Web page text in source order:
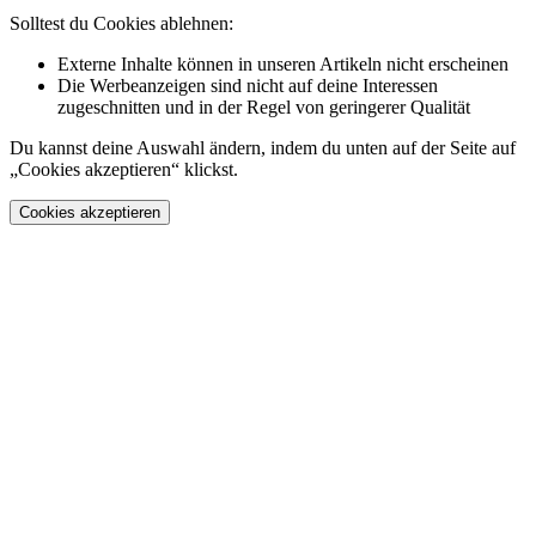
Solltest du Cookies ablehnen:
Externe Inhalte können in unseren Artikeln nicht erscheinen
Die Werbeanzeigen sind nicht auf deine Interessen
zugeschnitten und in der Regel von geringerer Qualität
Du kannst deine Auswahl ändern, indem du unten auf der Seite auf
„Cookies akzeptieren“ klickst.
Cookies akzeptieren